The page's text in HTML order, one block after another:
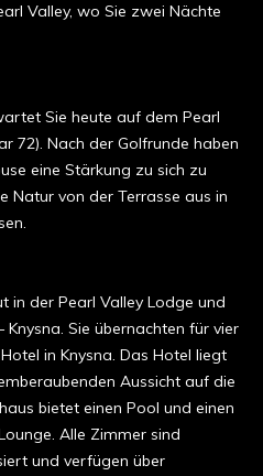
Valley, wo Sie zwei Nächte
Sie heute auf dem Pearl
72). Nach der Golfrunde haben
eine Stärkung zu sich zu
Natur von der Terrasse aus in
in der Pearl Valley Lodge und
Sie übernachten für vier
in Knysna. Das Hotel liegt
Aussicht auf die
bietet einen Pool und einen
Alle Zimmer sind
und verfügen über